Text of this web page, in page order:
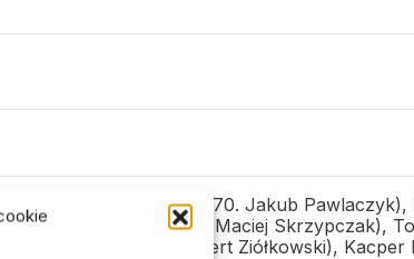
Patryk Olaszczyk (70. Jakub Pawlaczyk),
Daniel Mankiewicz (55. Maciej Skrzypczak),
Makowski (70. Hubert Ziółkowski), Kacper